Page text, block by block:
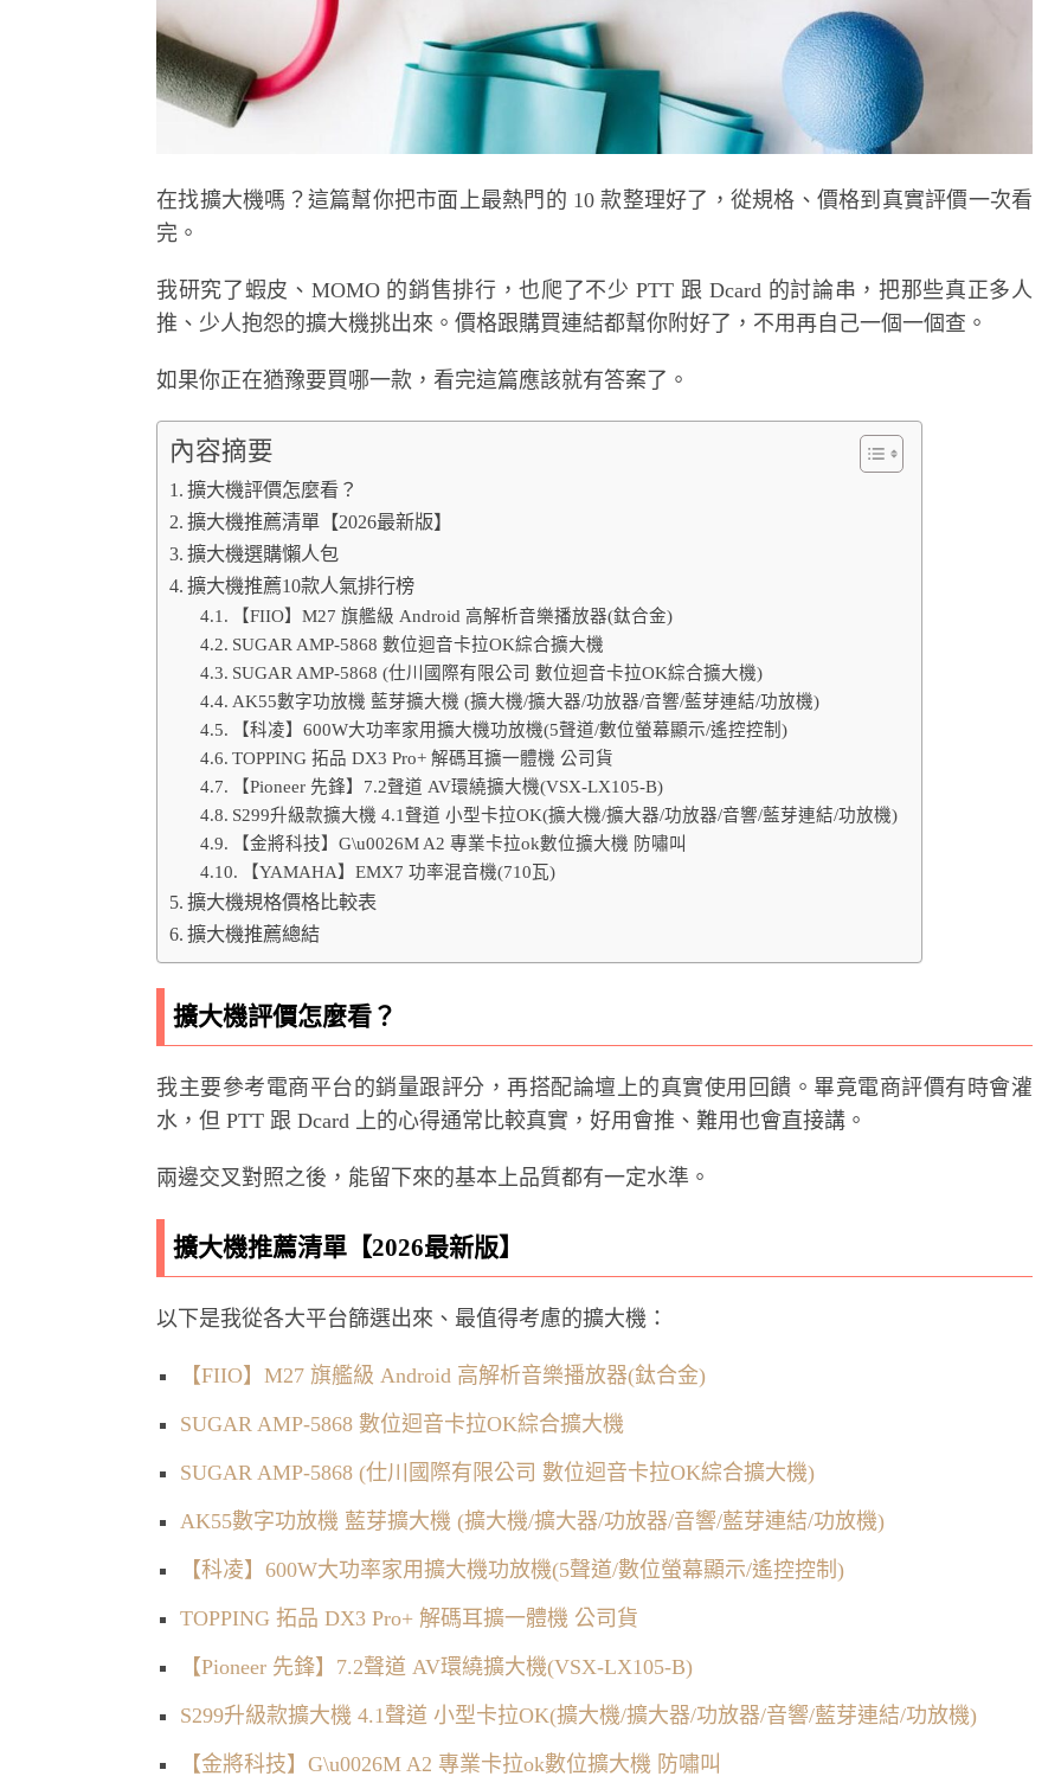
在找擴大機嗎？這篇幫你把市面上最熱門的 10 款整理好了，從規格、價格到真實評價一次看
完。
我研究了蝦皮、MOMO 的銷售排行，也爬了不少 PTT 跟 Dcard 的討論串，把那些真正多人
推、少人抱怨的擴大機挑出來。價格跟購買連結都幫你附好了，不用再自己一個一個查。
如果你正在猶豫要買哪一款，看完這篇應該就有答案了。
內容摘要
擴大機評價怎麼看？
擴大機推薦清單【2026最新版】
擴大機選購懶人包
擴大機推薦10款人氣排行榜
【FIIO】M27 旗艦級 Android 高解析音樂播放器(鈦合金)
SUGAR AMP-5868 數位迴音卡拉OK綜合擴大機
SUGAR AMP-5868 (仕川國際有限公司 數位迴音卡拉OK綜合擴大機)
AK55數字功放機 藍芽擴大機 (擴大機/擴大器/功放器/音響/藍芽連結/功放機)
【科凌】600W大功率家用擴大機功放機(5聲道/數位螢幕顯示/遙控控制)
TOPPING 拓品 DX3 Pro+ 解碼耳擴一體機 公司貨
【Pioneer 先鋒】7.2聲道 AV環繞擴大機(VSX-LX105-B)
S299升級款擴大機 4.1聲道 小型卡拉OK(擴大機/擴大器/功放器/音響/藍芽連結/功放機)
【金將科技】G\u0026M A2 專業卡拉ok數位擴大機 防嘯叫
【YAMAHA】EMX7 功率混音機(710瓦)
擴大機規格價格比較表
擴大機推薦總結
擴大機評價怎麼看？
我主要參考電商平台的銷量跟評分，再搭配論壇上的真實使用回饋。畢竟電商評價有時會灌
水，但 PTT 跟 Dcard 上的心得通常比較真實，好用會推、難用也會直接講。
兩邊交叉對照之後，能留下來的基本上品質都有一定水準。
擴大機推薦清單【2026最新版】
以下是我從各大平台篩選出來、最值得考慮的擴大機：
【FIIO】M27 旗艦級 Android 高解析音樂播放器(鈦合金)
SUGAR AMP-5868 數位迴音卡拉OK綜合擴大機
SUGAR AMP-5868 (仕川國際有限公司 數位迴音卡拉OK綜合擴大機)
AK55數字功放機 藍芽擴大機 (擴大機/擴大器/功放器/音響/藍芽連結/功放機)
【科凌】600W大功率家用擴大機功放機(5聲道/數位螢幕顯示/遙控控制)
TOPPING 拓品 DX3 Pro+ 解碼耳擴一體機 公司貨
【Pioneer 先鋒】7.2聲道 AV環繞擴大機(VSX-LX105-B)
S299升級款擴大機 4.1聲道 小型卡拉OK(擴大機/擴大器/功放器/音響/藍芽連結/功放機)
【金將科技】G\u0026M A2 專業卡拉ok數位擴大機 防嘯叫